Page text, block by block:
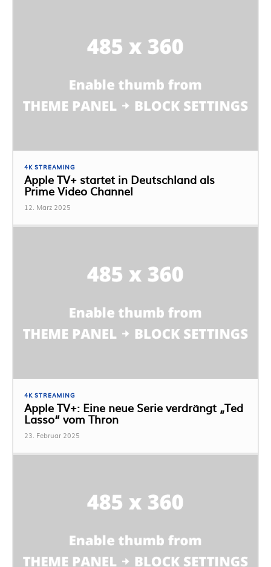
4K STREAMING
Apple TV+ startet in Deutschland als
Prime Video Channel
12. März 2025
4K STREAMING
Apple TV+: Eine neue Serie verdrängt „Ted
Lasso“ vom Thron
23. Februar 2025